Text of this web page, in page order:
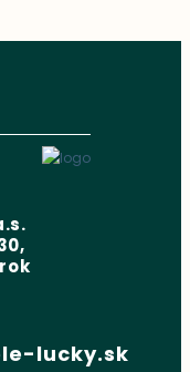
lucky.sk